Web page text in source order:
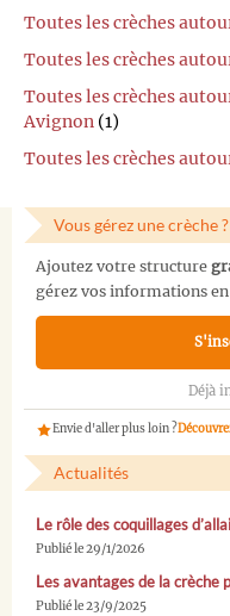
Toutes les crèches
Toutes les crèches
Toutes les crèches
Avignon (1)
Toutes les crèches
Vous gérez une crèche ?
Ajoutez votre structure
gérez vos informations
Déjà
Envie d'aller plus loin ?
Actualités
Le rôle des coquillages
Publié le 29/1/2026
Les avantages de la
Publié le 23/9/2025